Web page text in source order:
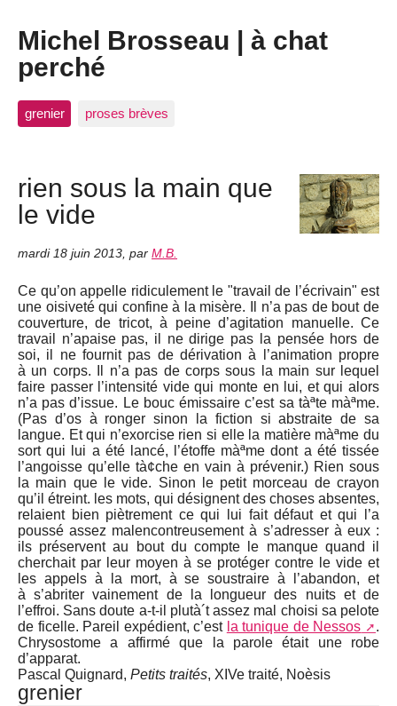
Michel Brosseau | à chat
perché
grenier proses brèves
rien sous la main que
le vide
mardi 18 juin 2013, par M.B.
Ce qu’on appelle ridiculement le "travail de l’écrivain" est
une oisiveté qui confine à la misère. Il n’a pas de bout de
couverture, de tricot, à peine d’agitation manuelle. Ce
travail n’apaise pas, il ne dirige pas la pensée hors de
soi, il ne fournit pas de dérivation à l’animation propre
à un corps. Il n’a pas de corps sous la main sur lequel
faire passer l’intensité vide qui monte en lui, et qui alors
n’a pas d’issue. Le bouc émissaire c’est sa tàªte màªme.
(Pas d’os à ronger sinon la fiction si abstraite de sa
langue. Et qui n’exorcise rien si elle la matière màªme du
sort qui lui a été lancé, l’étoffe màªme dont a été tissée
l’angoisse qu’elle tà¢che en vain à prévenir.) Rien sous
la main que le vide. Sinon le petit morceau de crayon
qu’il étreint. les mots, qui désignent des choses absentes,
relaient bien piètrement ce qui lui fait défaut et qui l’a
poussé assez malencontreusement à s’adresser à eux :
ils préservent au bout du compte le manque quand il
cherchait par leur moyen à se protéger contre le vide et
les appels à la mort, à se soustraire à l’abandon, et
à s’abriter vainement de la longueur des nuits et de
l’effroi. Sans doute a-t-il plutà´t assez mal choisi sa pelote
de ficelle. Pareil expédient, c’est la tunique de Nessos
.
Chrysostome a affirmé que la parole était une robe
d’apparat.
Pascal Quignard, Petits traités, XIVe traité, Noèsis
grenier